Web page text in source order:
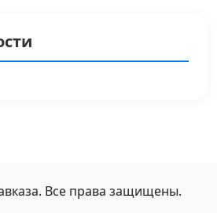
Все права защищены.